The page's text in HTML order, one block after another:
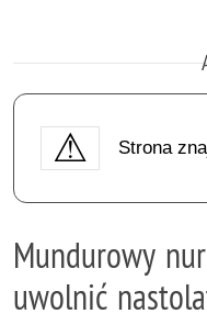
Strona
Mundurowy
uwolnić